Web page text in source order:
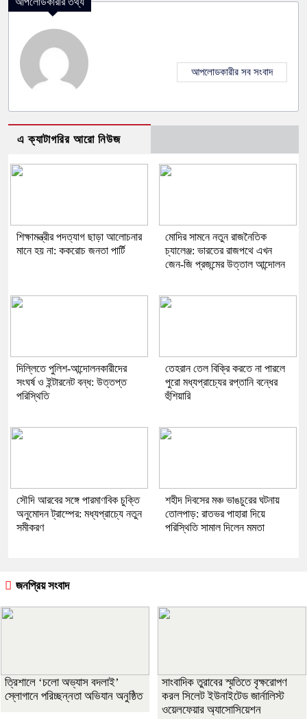
আপলোডকারীর সব সংবাদ
এ ক্যাটাগরির আরো নিউজ
শিক্ষামন্ত্রীর পদত্যাগ ছাড়া আলোচনার
মানে হয় না: ককরোচ জনতা পার্টি
মোদির সামনে নতুন রাজনৈতিক
চ্যালেঞ্জ: ভারতের রাজপথে এখন
জেন-জি প্রজন্মের উত্তাল আন্দোলন
দিল্লিতে পুলিশ-আন্দোলনকারীদের
সংঘর্ষ ও ইন্টারনেট বন্ধ: উত্তপ্ত
পরিস্থিতি
তেহরান তেল বিক্রি করতে না পারলে
পুরো মধ্যপ্রাচ্যের রপ্তানি বন্ধের
হুঁশিয়ারি
সৌদি আরবের সঙ্গে পারমাণবিক চুক্তি
অনুমোদন ট্রাম্পের: মধ্যপ্রাচ্যে নতুন
সমীকরণ
​শহীদ দিবসের মঞ্চ ভাঙচুরের ঘটনায়
তোলপাড়: রাতভর পাহারা দিয়ে
পরিস্থিতি সামাল দিলেন মমতা
জনপ্রিয় সংবাদ
‎ত্রিশালে ‘চলো অভ্যাস বদলাই’
স্লোগানে পরিচ্ছন্নতা অভিযান অনুষ্ঠিত
সাংবাদিক তুরাবের স্মৃতিতে বৃক্ষরোপণ
করল সিলেট ইউনাইটেড জার্নালিস্ট
ওয়েলফেয়ার অ্যাসোসিয়েশন